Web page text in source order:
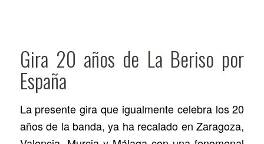
Gira 20 años de La Beriso por
España
La presente gira que igualmente celebra los 20
años de la banda, ya ha recalado en Zaragoza,